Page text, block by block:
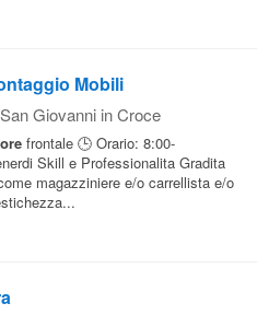
Mobili
Giovanni in Croce
frontale 🕒 Orario: 8:00-
Skill e Professionalita Gradita
magazziniere e/o carrellista e/o